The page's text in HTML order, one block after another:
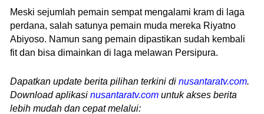
Meski sejumlah pemain sempat mengalami kram di laga
perdana, salah satunya pemain muda mereka Riyatno
Abiyoso. Namun sang pemain dipastikan sudah kembali
fit dan bisa dimainkan di laga melawan Persipura.
Dapatkan update berita pilihan terkini di nusantaratv.com.
Download aplikasi nusantaratv.com untuk akses berita
lebih mudah dan cepat melalui: